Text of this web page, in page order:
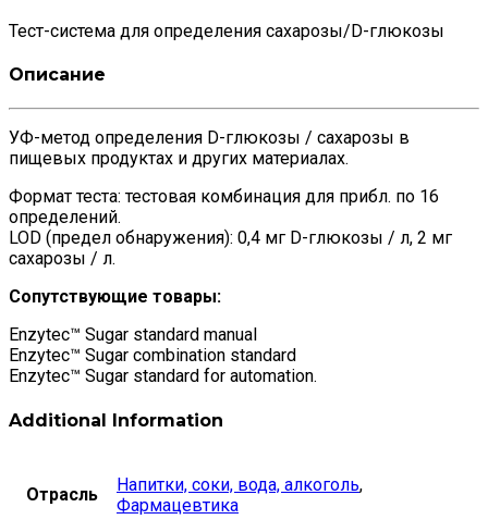
Тест-система для определения сахарозы/D-глюкозы
Описание
УФ-метод определения D-глюкозы / сахарозы в
пищевых продуктах и других материалах.
Формат теста: тестовая комбинация для прибл. по 16
определений.
LOD (предел обнаружения): 0,4 мг D-глюкозы / л, 2 мг
сахарозы / л.
Сопутствующие товары:
Enzytec™ Sugar standard manual
Enzytec™ Sugar combination standard
Enzytec™ Sugar standard for automation.
Additional Information
Отрасль Напитки, соки, вода, алкоголь,
Фармацевтика